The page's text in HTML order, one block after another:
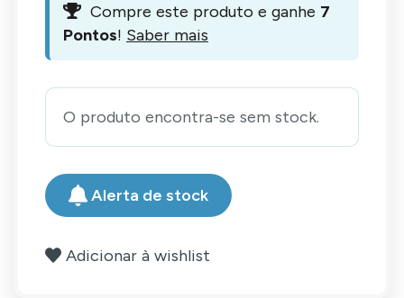
Compre este produto e ganhe 7
Pontos! Saber mais
O produto encontra-se sem stock.
Alerta de stock
Adicionar à wishlist